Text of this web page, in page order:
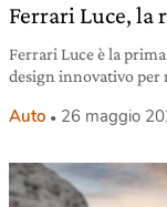
Ferrari Luce,
Ferrari Luce è la
design innovativo
Auto 26 maggio